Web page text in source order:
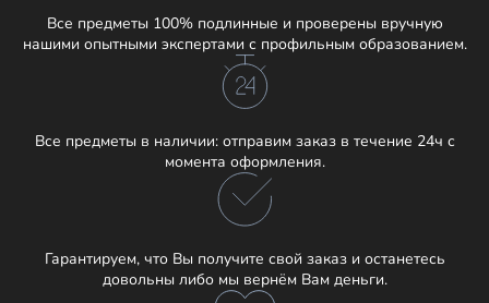
Все предметы 100% подлинные и проверены вручную
нашими опытными экспертами с профильным образованием.
Все предметы в наличии: отправим заказ в течение 24ч с
момента оформления.
Гарантируем, что Вы получите свой заказ и останетесь
довольны либо мы вернём Вам деньги.